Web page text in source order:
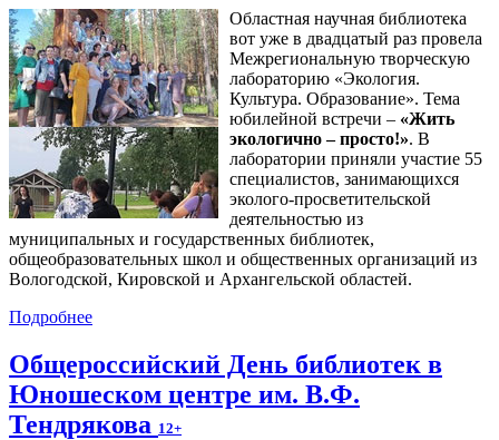
Областная научная библиотека
вот уже в двадцатый раз провела
Межрегиональную творческую
лабораторию «Экология.
Культура. Образование». Тема
юбилейной встречи – «Жить
экологично – просто!». В
лаборатории приняли участие 55
специалистов, занимающихся
эколого-просветительской
деятельностью из
муниципальных и государственных библиотек,
общеобразовательных школ и общественных организаций из
Вологодской, Кировской и Архангельской областей.
Подробнее
Общероссийский День библиотек в
Юношеском центре им. В.Ф.
Тендрякова 12+